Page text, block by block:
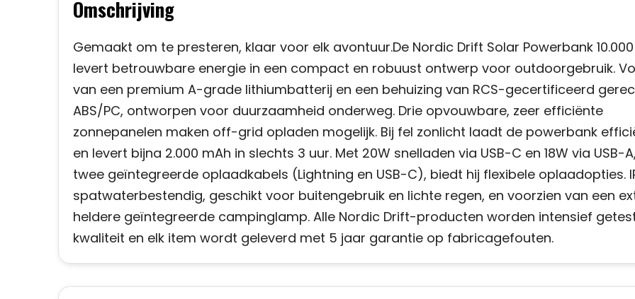
Omschrijving
Gemaakt om te presteren, klaar voor elk avontuur.De Nordic Drift Solar Powerbank
levert betrouwbare energie in een compact en robuust ontwerp voor outdoorgebruik.
van een premium A-grade lithiumbatterij en een behuizing van RCS-gecertificeerd
ABS/PC, ontworpen voor duurzaamheid onderweg. Drie opvouwbare, zeer efficiënte
zonnepanelen maken off-grid opladen mogelijk. Bij fel zonlicht laadt de powerbank
en levert bijna 2.000 mAh in slechts 3 uur. Met 20W snelladen via USB-C en 18W via USB-
twee geïntegreerde oplaadkabels (Lightning en USB-C), biedt hij flexibele oplaadopties.
spatwaterbestendig, geschikt voor buitengebruik en lichte regen, en voorzien van een
heldere geïntegreerde campinglamp. Alle Nordic Drift-producten worden intensief
kwaliteit en elk item wordt geleverd met 5 jaar garantie op fabricagefouten.